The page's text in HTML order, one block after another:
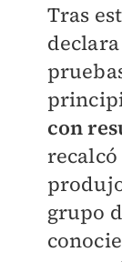
Tras
con
grupo